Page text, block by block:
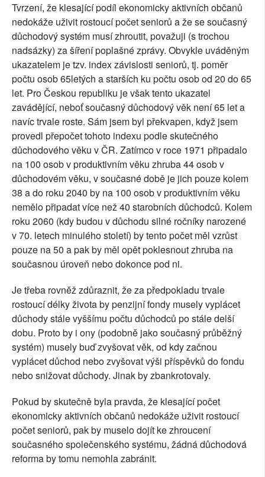
Tvrzení, že klesající podíl ekonomicky aktivních občanů
nedokáže uživit rostoucí počet seniorů a že se současný
důchodový systém musí zhroutit, považuji (s trochou
nadsázky) za šíření poplašné zprávy. Obvykle uváděným
ukazatelem je tzv. index závislosti seniorů, tj. poměr
počtu osob 65letých a starších ku počtu osob od 20 do 65
let. Pro Českou republiku je však tento ukazatel
zavádějící, neboť současný důchodový věk není 65 let a
navíc trvale roste. Sám jsem byl překvapen, když jsem
provedl přepočet tohoto indexu podle skutečného
důchodového věku v ČR. Zatímco v roce 1971 připadalo
na 100 osob v produktivním věku zhruba 44 osob v
důchodovém věku, v současné době je jich pouze kolem
38 a do roku 2040 by na 100 osob v produktivním věku
nemělo připadat více než 40 starobních důchodců. Kolem
roku 2060 (kdy budou v důchodu silné ročníky narozené
v 70. letech minulého století) by tento počet měl vzrůst
pouze na 50 a pak by měl opět poklesnout zhruba na
současnou úroveň nebo dokonce pod ni.
Je třeba rovněž zdůraznit, že za předpokladu trvale
rostoucí délky života by penzijní fondy musely vyplácet
důchody stále vyššímu počtu důchodců po stále delší
dobu. Proto by i ony (podobně jako současný průběžný
systém) musely buď zvyšovat věk, od kdy začnou
vyplácet důchod nebo zvyšovat výši příspěvků do fondu
nebo snižovat důchody. Jinak by zbankrotovaly.
Pokud by skutečně byla pravda, že klesající počet
ekonomicky aktivních občanů nedokáže uživit rostoucí
počet seniorů, pak by muselo dojít ke zhroucení
současného společenského systému, žádná důchodová
reforma by tomu nemohla zabránit.